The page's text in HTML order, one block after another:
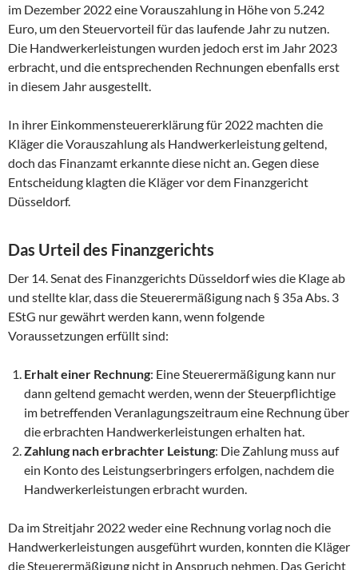
im Dezember 2022 eine Vorauszahlung in Höhe von 5.242
Euro, um den Steuervorteil für das laufende Jahr zu nutzen.
Die Handwerkerleistungen wurden jedoch erst im Jahr 2023
erbracht, und die entsprechenden Rechnungen ebenfalls erst
in diesem Jahr ausgestellt.
In ihrer Einkommensteuererklärung für 2022 machten die
Kläger die Vorauszahlung als Handwerkerleistung geltend,
doch das Finanzamt erkannte diese nicht an. Gegen diese
Entscheidung klagten die Kläger vor dem Finanzgericht
Düsseldorf.
Das Urteil des Finanzgerichts
Der 14. Senat des Finanzgerichts Düsseldorf wies die Klage ab
und stellte klar, dass die Steuerermäßigung nach § 35a Abs. 3
EStG nur gewährt werden kann, wenn folgende
Voraussetzungen erfüllt sind:
Erhalt einer Rechnung: Eine Steuerermäßigung kann nur
dann geltend gemacht werden, wenn der Steuerpflichtige
im betreffenden Veranlagungszeitraum eine Rechnung über
die erbrachten Handwerkerleistungen erhalten hat.
Zahlung nach erbrachter Leistung: Die Zahlung muss auf
ein Konto des Leistungserbringers erfolgen, nachdem die
Handwerkerleistungen erbracht wurden.
Da im Streitjahr 2022 weder eine Rechnung vorlag noch die
Handwerkerleistungen ausgeführt wurden, konnten die Kläger
die Steuerermäßigung nicht in Anspruch nehmen. Das Gericht